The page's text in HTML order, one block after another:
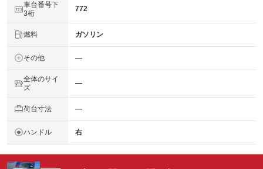
車台番号下
3桁
772
燃料 ガソリン
その他 ―
全体のサイ
ズ
―
荷台寸法 ―
ハンドル 右